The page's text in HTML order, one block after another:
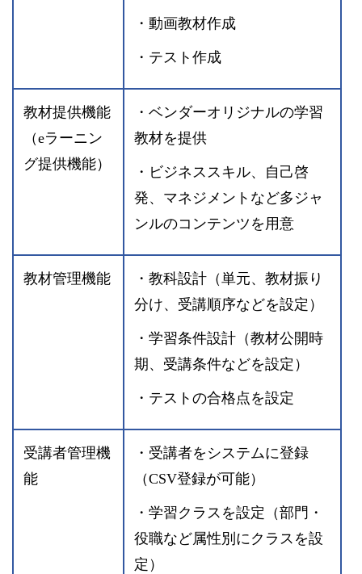
・動画教材作成
・テスト作成
教材提供機能
（eラーニン
グ提供機能）
・ベンダーオリジナルの学習
教材を提供
・ビジネススキル、自己啓
発、マネジメントなど多ジャ
ンルのコンテンツを用意
教材管理機能
・教科設計（単元、教材振り
分け、受講順序などを設定）
・学習条件設計（教材公開時
期、受講条件などを設定）
・テストの合格点を設定
受講者管理機
能
・受講者をシステムに登録
（CSV登録が可能）
・学習クラスを設定（部門・
役職など属性別にクラスを設
定）